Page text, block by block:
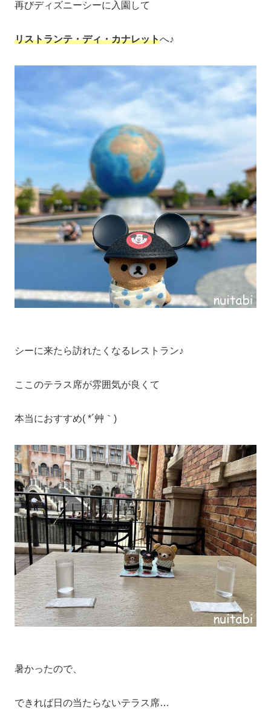
再びディズニーシーに入園して
リストランテ・ディ・カナレットへ♪
シーに来たら訪れたくなるレストラン♪
ここのテラス席が雰囲気が良くて
本当におすすめ( *´艸｀)
暑かったので、
できれば日の当たらないテラス席…